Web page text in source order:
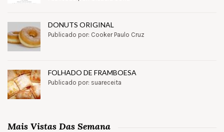
DONUTS ORIGINAL
Publicado por: Cooker Paulo Cruz
FOLHADO DE FRAMBOESA
Publicado por: suareceita
Mais Vistas Das Semana